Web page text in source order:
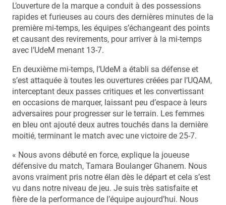
L’ouverture de la marque a conduit à des possessions
rapides et furieuses au cours des dernières minutes de la
première mi-temps, les équipes s’échangeant des points
et causant des revirements, pour arriver à la mi-temps
avec l’UdeM menant 13-7.
En deuxième mi-temps, l’UdeM a établi sa défense et
s’est attaquée à toutes les ouvertures créées par l’UQAM,
interceptant deux passes critiques et les convertissant
en occasions de marquer, laissant peu d’espace à leurs
adversaires pour progresser sur le terrain. Les femmes
en bleu ont ajouté deux autres touchés dans la dernière
moitié, terminant le match avec une victoire de 25-7.
« Nous avons débuté en force, explique la joueuse
défensive du match, Tamara Boulanger Ghanem. Nous
avons vraiment pris notre élan dès le départ et cela s’est
vu dans notre niveau de jeu. Je suis très satisfaite et
fière de la performance de l’équipe aujourd’hui. Nous